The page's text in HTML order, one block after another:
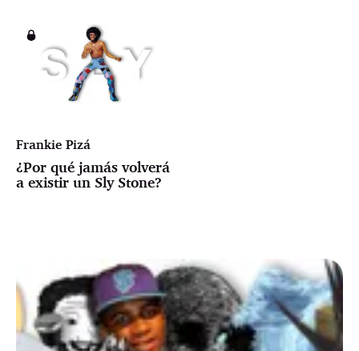
Frankie Pizá
¿Por qué jamás volverá
a existir un Sly Stone?